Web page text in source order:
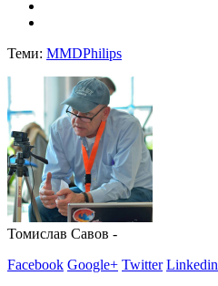
Теми: MMDPhilips
Томислав Савов -
Facebook Google+ Twitter Linkedin